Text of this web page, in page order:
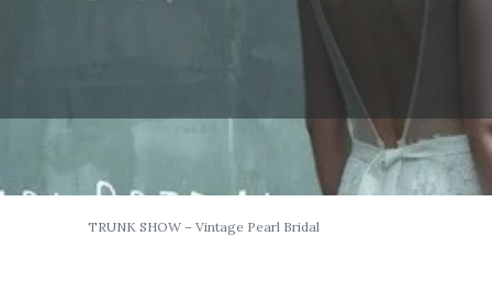
TRUNK SHOW – Vintage Pearl Bridal